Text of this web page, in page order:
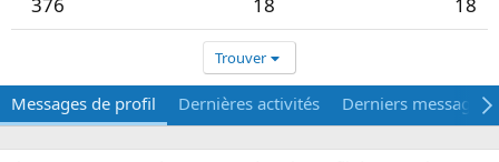
Trouver
Messages de profil Dernières activités Derniers messages